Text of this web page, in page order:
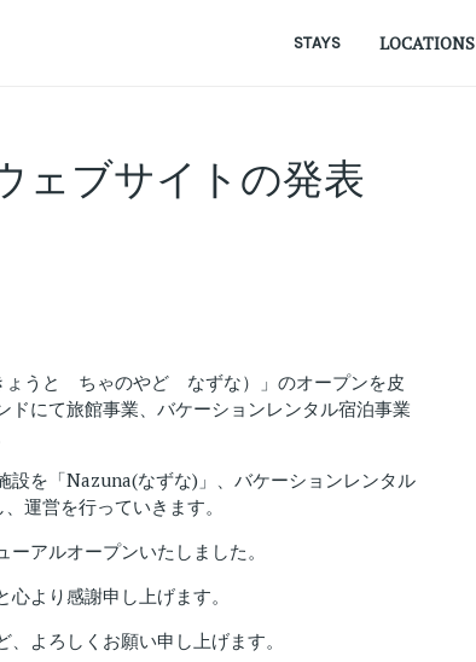
STAYS LOCATIONS
ェブサイトの発表
うと ちゃのやど なずな）」のオープンを皮
にて旅館事業、バケーションレンタル宿泊事業
設を「Nazuna(なずな)」、バケーションレンタル
運営を行っていきます。
アルオープンいたしました。
より感謝申し上げます。
よろしくお願い申し上げます。